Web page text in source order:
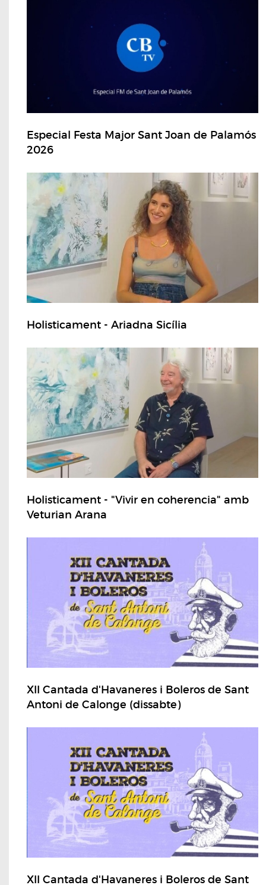
Especial Festa Major Sant Joan de Palamós
2026
Holisticament - Ariadna Sicília
Holisticament - "Vivir en coherencia" amb
Veturian Arana
XII Cantada d'Havaneres i Boleros de Sant
Antoni de Calonge (dissabte)
XII Cantada d'Havaneres i Boleros de Sant